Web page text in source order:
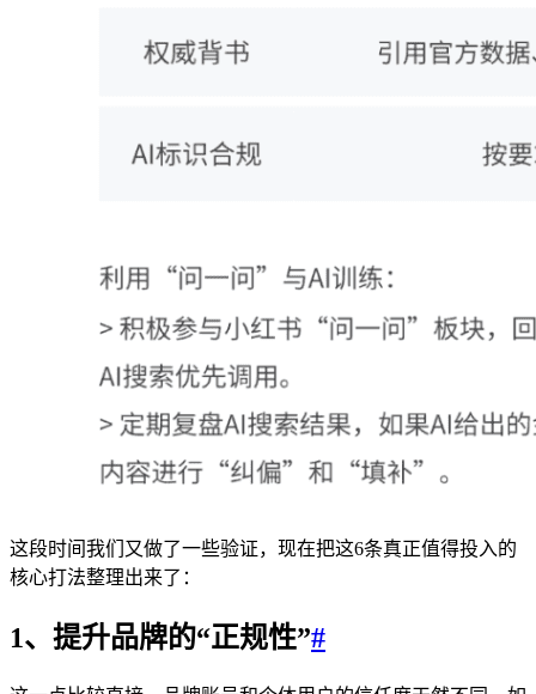
这段时间我们又做了一些验证，现在把这6条真正值得投入的
核心打法整理出来了：
1、提升品牌的“正规性”#